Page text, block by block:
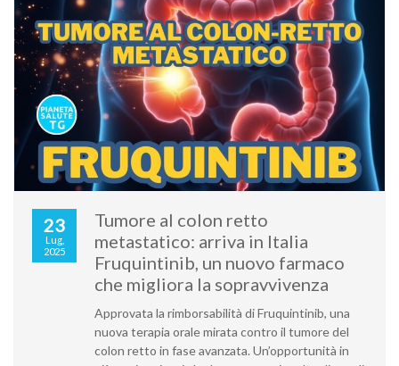
23
Lug,
2025
Tumore al colon retto
metastatico: arriva in Italia
Fruquintinib, un nuovo farmaco
che migliora la sopravvivenza
Approvata la rimborsabilità di Fruquintinib, una
nuova terapia orale mirata contro il tumore del
colon retto in fase avanzata. Un’opportunità in